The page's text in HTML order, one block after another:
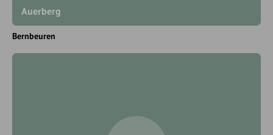
Auerberg
Bernbeuren